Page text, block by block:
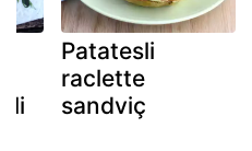
Patatesli
raclette
sandviç